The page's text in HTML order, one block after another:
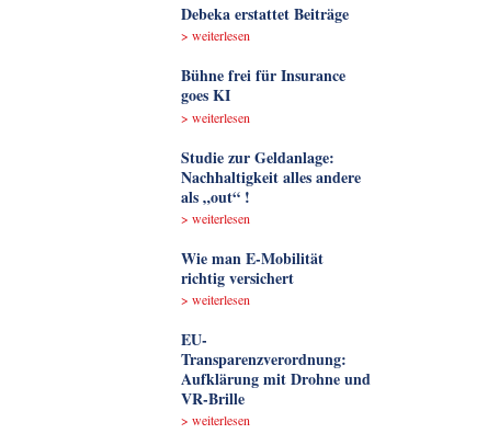
Debeka erstattet Beiträge
> weiterlesen
Bühne frei für Insurance
goes KI
> weiterlesen
Studie zur Geldanlage:
Nachhaltigkeit alles andere
als „out“ !
> weiterlesen
Wie man E-Mobilität
richtig versichert
> weiterlesen
EU-
Transparenzverordnung:
Aufklärung mit Drohne und
VR-Brille
> weiterlesen